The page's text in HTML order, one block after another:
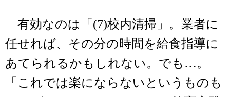
有効なのは「(7)校内清掃」。業者に
任せれば、その分の時間を給食指導に
あてられるかもしれない。でも…。
「これでは楽にならないというものも